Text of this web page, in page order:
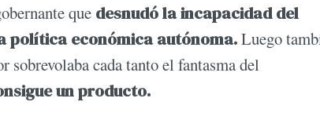
que desnudó la incapacidad del
política económica autónoma.Luego
cada tanto el fantasma del
un producto.